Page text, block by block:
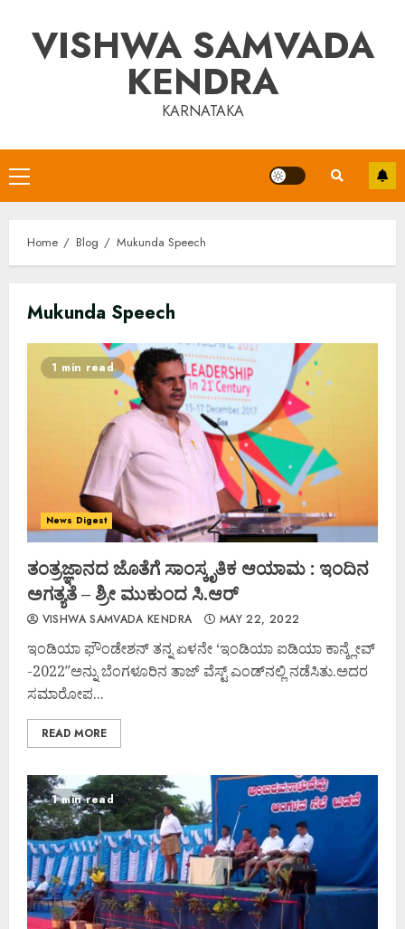
contentVISHWA SAMVADA
KENDRA
KARNATAKA
Primary
Menu
Home Blog Mukunda Speech
Mukunda Speech
1 min read
News Digest
ತಂತ್ರಜ್ಞಾನದ ಜೊತೆಗೆ ಸಾಂಸ್ಕೃತಿಕ ಆಯಾಮ : ಇಂದಿನ
ಅಗತ್ಯತೆ – ಶ್ರೀ ಮುಕುಂದ ಸಿ.ಆರ್‌
VISHWA SAMVADA KENDRA MAY 22, 2022
ಇಂಡಿಯಾ ಫೌಂಡೇಶನ್ ತನ್ನ ಏಳನೇ ‘ಇಂಡಿಯಾ ಐಡಿಯಾ ಕಾನ್ಕ್ಲೇವ್
-2022″ಅನ್ನು ಬೆಂಗಳೂರಿನ ತಾಜ್ ವೆಸ್ಟ್ ಎಂಡ್‌ನಲ್ಲಿ ನಡೆಸಿತು.ಅದರ
ಸಮಾರೋಪ...
READ MORE
1 min read